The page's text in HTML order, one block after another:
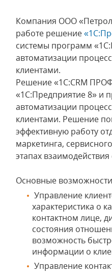
Компания ООО
работе решение
системы программ
автоматизации
клиентами.
Решение «1С:CRM
«1С:Предприятие 8» и
автоматизации
клиентами. Решение
эффективную работу
маркетинга,
этапах
Основные
Управление
характеристика о
контактном лице,
состояния
возможность
информации о
Управление